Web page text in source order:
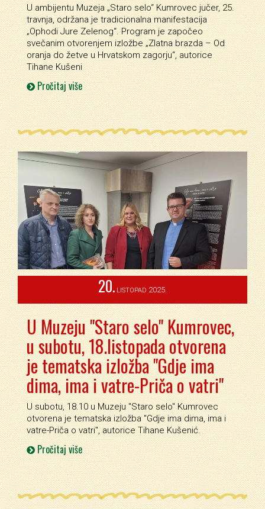
U ambijentu Muzeja „Staro selo“ Kumrovec jučer, 25.
travnja, održana je tradicionalna manifestacija
„Ophodi Jure Zelenog“. Program je započeo
svečanim otvorenjem izložbe „Zlatna brazda – Od
oranja do žetve u Hrvatskom zagorju“, autorice
Tihane Kušeni
Pročitaj više
20. LISTOPAD 2025.
U Muzeju "Staro selo" Kumrovec,
u subotu, 18.listopada otvorena
je tematska izložba "Gdje ima
dima, ima i vatre-Priča o vatri"
U subotu, 18.10 u Muzeju ''Staro selo'' Kumrovec
otvorena je tematska izložba ''Gdje ima dima, ima i
vatre-Priča o vatri'', autorice Tihane Kušenić.
Pročitaj više